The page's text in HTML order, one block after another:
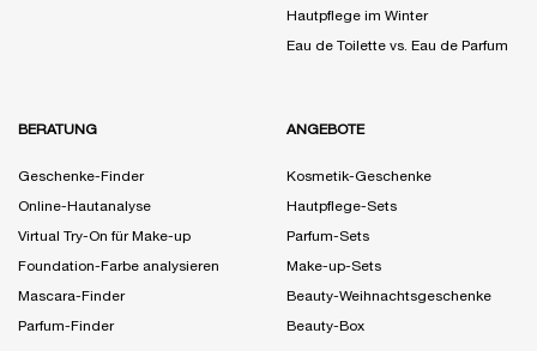
Hautpflege im Winter
Eau de Toilette vs. Eau de Parfum
BERATUNG
Geschenke-Finder
Online-Hautanalyse
Virtual Try-On für Make-up
Foundation-Farbe analysieren
Mascara-Finder
Parfum-Finder
ANGEBOTE
Kosmetik-Geschenke
Hautpflege-Sets
Parfum-Sets
Make-up-Sets
Beauty-Weihnachtsgeschenke
Beauty-Box